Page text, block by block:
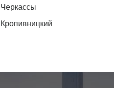
Черкассы
Кропивницкий